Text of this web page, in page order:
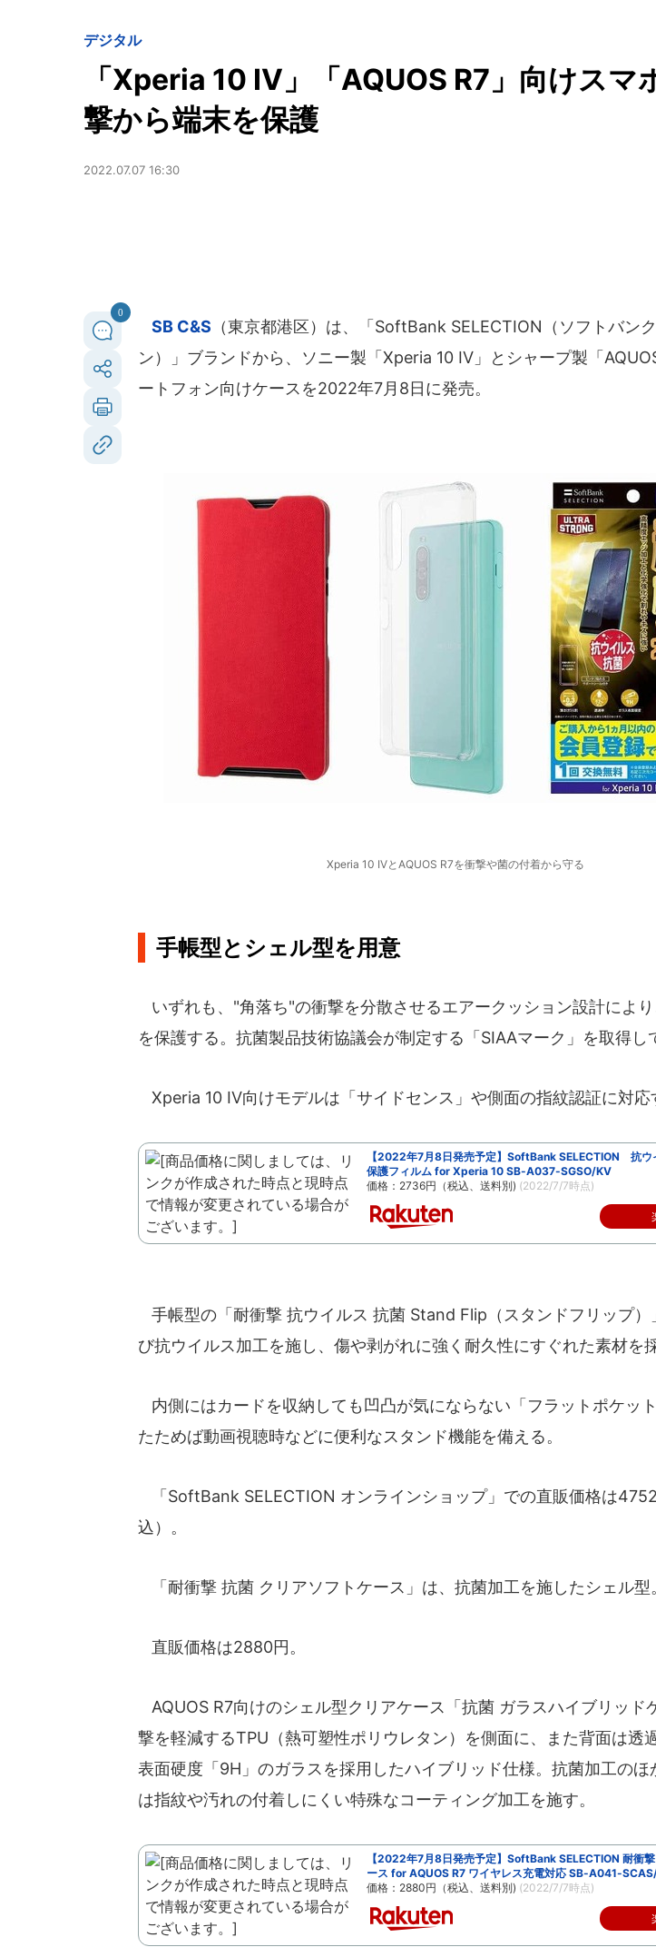
デジタル
「Xperia 10 IV」「AQUOS R7」向けス
撃から端末を保護
2022.07.07 16:30
0
SB C&S （東京都港区）は、「SoftBank SELECTION（ソフトバン
ン）」ブランドから、ソニー製「Xperia 10 IV」とシャープ製「
ートフォン向けケースを2022年7月8日に発売。
Xperia 10 IVとAQUOS R7を衝撃や菌の付着から守る
手帳型とシェル型を用意
いずれも、"角落ち"の衝撃を分散させるエアークッション設計によ
を保護する。抗菌製品技術協議会が制定する「SIAAマーク」を取得し
Xperia 10 IV向けモデルは「サイドセンス」や側面の指紋認証に対応
【2022年7月8日発売予定】SoftBank SELECTION 抗ウ
保護フィルム for Xperia 10 SB-A037-SGSO/KV
価格：2736円（税込、送料別) (2022/7/7時点)
手帳型の「耐衝撃 抗ウイルス 抗菌 Stand Flip（スタンドフリップ）
び抗ウイルス加工を施し、傷や剥がれに強く耐久性にすぐれた素材を
内側にはカードを収納しても凹凸が気にならない「フラットポケッ
たためば動画視聴時などに便利なスタンド機能を備える。
「SoftBank SELECTION オンラインショップ」での直販価格は
込）。
「耐衝撃 抗菌 クリアソフトケース」は、抗菌加工を施したシェル型
直販価格は2880円。
AQUOS R7向けのシェル型クリアケース「抗菌 ガラスハイブリッド
撃を軽減するTPU（熱可塑性ポリウレタン）を側面に、また背面は透
表面硬度「9H」のガラスを採用したハイブリッド仕様。抗菌加工のほ
は指紋や汚れの付着しにくい特殊なコーティング加工を施す。
【2022年7月8日発売予定】SoftBank SELECTION 耐衝
ース for AQUOS R7 ワイヤレス充電対応 SB-A041-
価格：2880円（税込、送料別) (2022/7/7時点)